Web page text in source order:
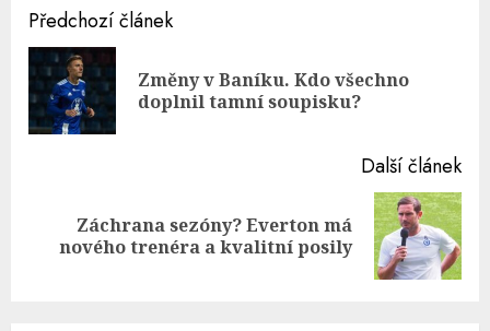
Continue
Reading
Předchozí článek
Změny v Baníku. Kdo všechno
doplnil tamní soupisku?
Další článek
post:
Záchrana sezóny? Everton má
nového trenéra a kvalitní posily